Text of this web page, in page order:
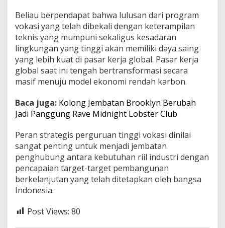
Beliau berpendapat bahwa lulusan dari program
vokasi yang telah dibekali dengan keterampilan
teknis yang mumpuni sekaligus kesadaran
lingkungan yang tinggi akan memiliki daya saing
yang lebih kuat di pasar kerja global. Pasar kerja
global saat ini tengah bertransformasi secara
masif menuju model ekonomi rendah karbon.
Baca juga: Kolong Jembatan Brooklyn Berubah
Jadi Panggung Rave Midnight Lobster Club
Peran strategis perguruan tinggi vokasi dinilai
sangat penting untuk menjadi jembatan
penghubung antara kebutuhan riil industri dengan
pencapaian target-target pembangunan
berkelanjutan yang telah ditetapkan oleh bangsa
Indonesia.
Post Views: 80